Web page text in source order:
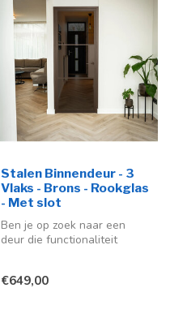
Stalen Binnendeur - 3
Vlaks - Brons - Rookglas
- Met slot
Ben je op zoek naar een
deur die functionaliteit
€649,00